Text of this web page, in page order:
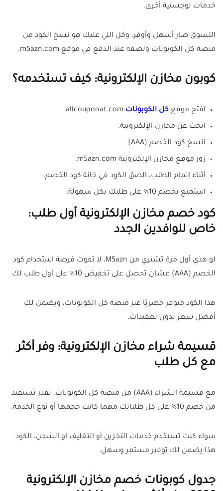
خدمات لوجستية أخرى.
التسوق صار أسهل وأوفر، وكل اللي عليك هو نسخ الكود من
منصة كل الكوبونات ولصقه عند الدفع في موقع m5azn.com.
كوبون مخازن الإلكترونية: كيف تستخدمه؟
افتح موقع كل الكوبونات
ابحث عن مخازن الإلكترونية.
انسخ كود الخصم (AAA).
زور موقع مخازن الإلكترونية m5azn.com.
أثناء إتمام الطلب، الصق الكود في خانة كود الخصم.
استمتع بخصم 10% على طلبك بكل سهولة.
كود خصم مخازن الإلكترونية أول طلب:
خاص للوافدين الجدد
لو هذي أول مرة تشتري من M5azn، لا تفوت فرصة استخدام كود
الخصم (AAA) عشان تحصل على تخفيض 10% على أول طلب لك.
هذا الكود متوفر حصريًا عبر منصة كل الكوبونات، ويضمن لك
أفضل سعر بدون تعقيدات.
قسيمة شراء مخازن الإلكترونية: وفر أكثر
مع كل طلب
مع قسيمة الشراء (AAA) من منصة كل الكوبونات، تقدر تستفيد
من خصم 10% على كل طلباتك مهما كانت حجمها أو نوع الخدمة.
سواء كنت تستخدم خدمات التخزين أو التغليف أو الشحن، الكود
هذا يضمن لك توفير مستمر وسهل.
جدول كوبونات خصم مخازن الإلكترونية